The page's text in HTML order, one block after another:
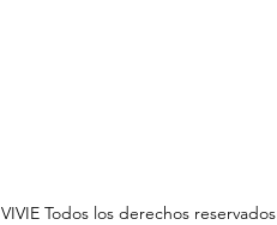
Todos los derechos reservados